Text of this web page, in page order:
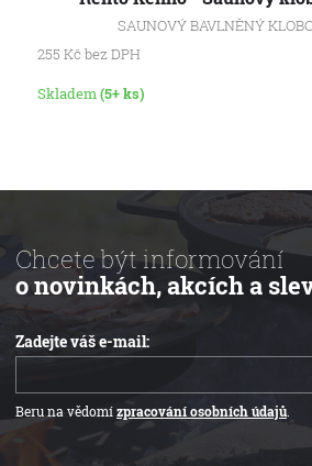
SAUNOVÝ BAVLNĚNÝ
255 Kč bez DPH
Skladem(5+ ks)
Chcete být informování
o novinkách, akcích a
Zadejte váš e-mail:
Beru na vědomízpracování osobních údajů.